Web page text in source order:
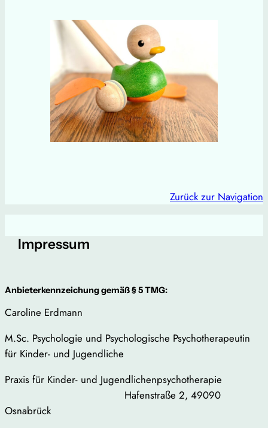
Zurück zur Navigation
Impressum
Anbieterkennzeichung gemäß § 5 TMG:
Caroline Erdmann
M.Sc. Psychologie und Psychologische Psychotherapeutin
für Kinder- und Jugendliche
Praxis für Kinder- und Jugendlichenpsychotherapie
Hafenstraße 2, 49090
Osnabrück